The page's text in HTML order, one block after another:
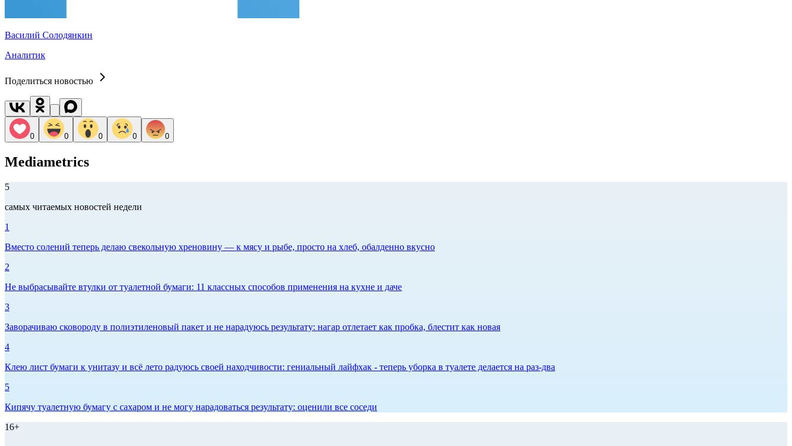
Василий Солодянкин
Аналитик
Поделиться новостью
0 0 0 0 0
Mediametrics
5
самых читаемых новостей недели
1
Вместо солений теперь делаю свекольную хреновину — к мясу и рыбе, просто на хлеб, обалденно вкусно
2
Не выбрасывайте втулки от туалетной бумаги: 11 классных способов применения на кухне и даче
3
Заворачиваю сковороду в полиэтиленовый пакет и не нарадуюсь результату: нагар отлетает как пробка, блестит как новая
4
Клею лист бумаги к унитазу и всё лето радуюсь своей находчивости: гениальный лайфхак - теперь уборка в туалете делается на раз-два
5
Кипячу туалетную бумагу с сахаром и не могу нарадоваться результату: оценили все соседи
16+